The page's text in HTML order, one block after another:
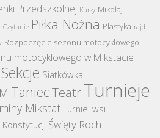
Przedszkolnej Kursy Mikołaj
Czytanie Piłka Nożna Plastyka rajd
Rozpoczęcie sezonu motocyklowego
motocyklowego w Mikstacie
Sekcje Siatkówka
TaniecTeatrTurnieje
Mikstat Turniej wsi
Konstytucji Święty Roch